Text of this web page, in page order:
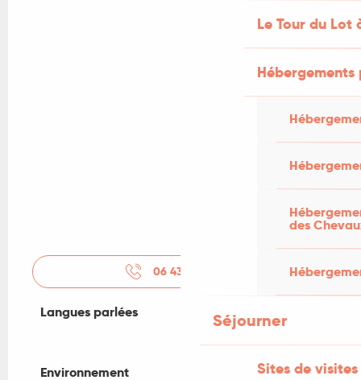
Le Tour du Lot
des
Séjourner
Sites de visites
06 43 80 81
Langues parlées
Langues parlées
Environnement
Environnement